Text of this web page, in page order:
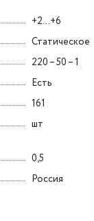
+2...+6
Статическое
220 – 50 – 1
Есть
161
шт
0,5
Россия